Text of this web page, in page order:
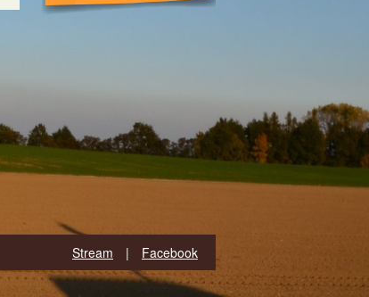
Stream | Facebook